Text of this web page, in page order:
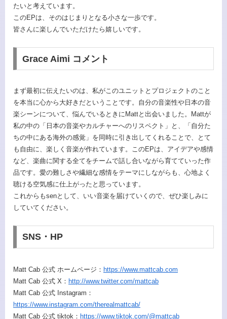
たいと考えています。
このEPは、そのはじまりとなる小さな一歩です。
皆さんに楽しんでいただけたら嬉しいです。
Grace Aimi コメント
まず最初に伝えたいのは、私がこのユニットとプロジェクトのこと
を本当に心から大好きだということです。自分の音楽性や日本の音
楽シーンについて、悩んでいるときにMattと出会いました。Mattが
私の中の「日本の音楽やカルチャーへのリスペクト」と、「自分た
ちの中にある海外の感覚」を同時に引き出してくれることで、とて
も自由に、楽しく音楽が作れています。このEPは、アイデアや感情
など、楽曲に関する全てをチームで話し合いながら育てていった作
品です。愛の難しさや繊細な感情をテーマにしながらも、心地よく
聴ける空気感に仕上がったと思っています。
これからもsenとして、いい音楽を届けていくので、ぜひ楽しみに
していてください。
SNS・HP
Matt Cab 公式 ホームページ： https://www.mattcab.com
Matt Cab 公式 X： http://www.twitter.com/mattcab
Matt Cab 公式 Instagram：
https://www.instagram.com/therealmattcab/
Matt Cab 公式 tiktok： https://www.tiktok.com/@mattcab